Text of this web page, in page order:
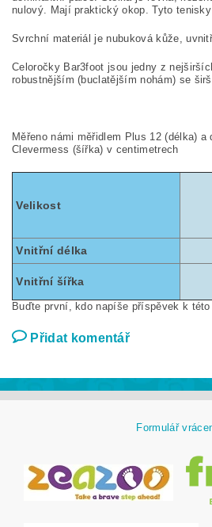
nulový. Mají praktický okop. Tyto
Svrchní materiál je nubuková kůže,
Celoročky Bar3foot jsou jedny z
robustnějším (buclatějším nohám) se
Měřeno námi měřidlem Plus 12 (délka) a
Clevermess (šířka) v centimetrech
Velikost
Vnitřní délka
Vnitřní šířka
Buďte první, kdo napíše příspěvek k této
Přidat komentář
Formulář